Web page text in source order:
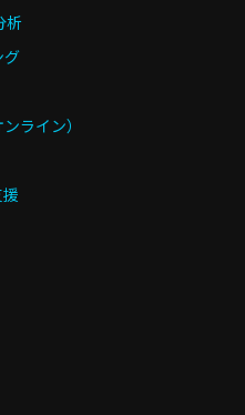
析
グ
ライン）